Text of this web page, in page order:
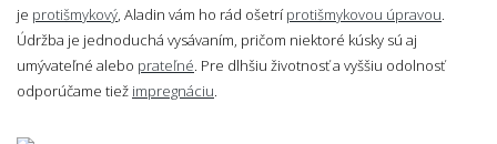
je protišmykový , Aladin vám ho rád ošetríprotišmykovou úpravou
Údržba je jednoduchá vysávaním, pričom niektoré kúsky sú aj
umývateľné alebo prateľné . Pre dlhšiu životnosť a vyššiu odolnosť
odporúčame tiež impregnáciu